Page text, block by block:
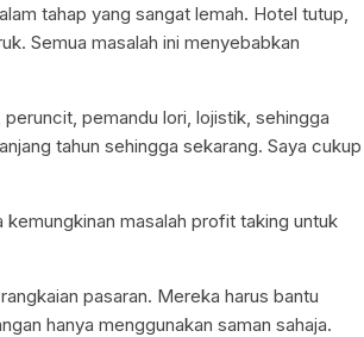
tahap yang sangat lemah. Hotel tutup,
Semua masalah ini menyebabkan
pemandu lori, lojistik, sehingga
tahun sehingga sekarang. Saya cukup
masalah profit taking untuk
pasaran. Mereka harus bantu
hanya menggunakan saman sahaja.